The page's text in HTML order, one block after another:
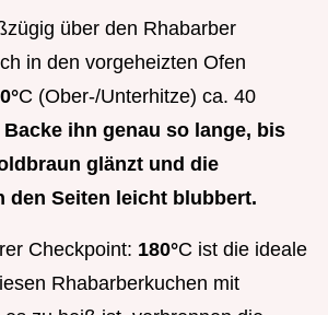
über den Rhabarber
in den vorgeheizten Ofen
C (Ober-/Unterhitze) ca. 40
Backe ihn genau so lange, bis
glänzt und die
den Seiten leicht blubbert.
Checkpoint: 180°C ist die ideale
Rhabarberkuchen mit